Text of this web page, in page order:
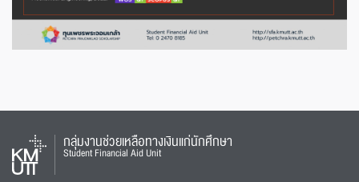
กลุ่มงานช่วยเหลือทางเงินแก่นักศึกษา
Student Financial Aid Unit